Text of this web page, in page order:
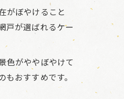
がぼやけること
戸が選ばれるケー
色がややぼやけて
おすすめです。